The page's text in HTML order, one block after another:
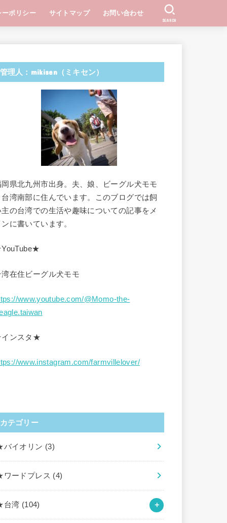
ーポリシー サイトマップ お問い合わせ
SEARCH
管理人：mikisen（ミキセン）
岡県北九州市出身。夫、娘、ビーグル犬モモ
台湾南部に住んでいます。このブログでは飼
主の台湾での生活や趣味についての記事をメ
に書いています。
湾在住ビーグル犬モモ
www.youtube.com/@Momo-the-
ンスタ★
www.instagram.com/farmvillelover/
カテゴリー
イオリン (3)
ードプレス (4)
湾 (104)